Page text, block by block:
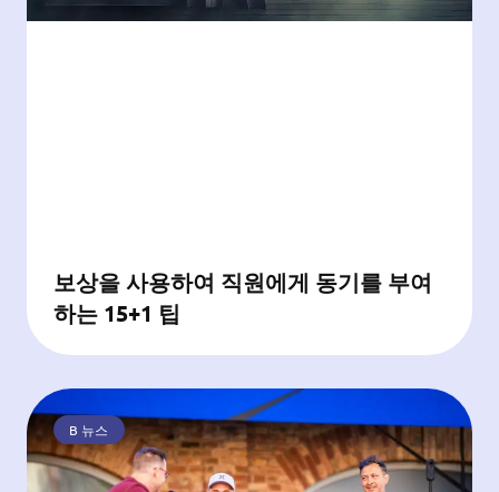
보상을 사용하여 직원에게 동기를 부여
하는 15+1 팁
B 뉴스